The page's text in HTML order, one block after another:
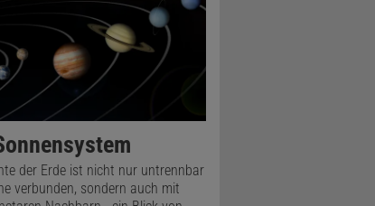
der Erde ist nicht nur untrennbar
verbunden, sondern auch mit